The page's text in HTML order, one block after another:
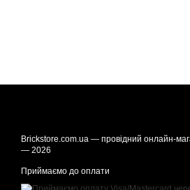
Brickstore.com.ua — провідний онлайн-
— 2026
Приймаємо до оплати